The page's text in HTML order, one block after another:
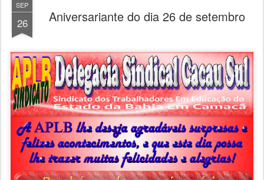
SEP
26 Aniversariante do dia 26 de setembro